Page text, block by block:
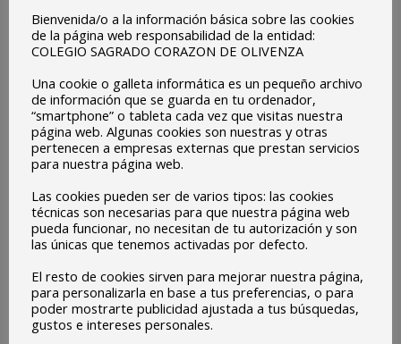
aprendizaje y cariño.
Daniel Dario
Sara Díaz
El colegio de mi madre, mi cole y ahora el cole de
Bienvenida/o a la información básica sobre las cookies
de la página web responsabilidad de la entidad:
COLEGIO SAGRADO CORAZON DE OLIVENZA
Una cookie o galleta informática es un pequeño archivo
de información que se guarda en tu ordenador,
“smartphone” o tableta cada vez que visitas nuestra
página web. Algunas cookies son nuestras y otras
pertenecen a empresas externas que prestan servicios
para nuestra página web.
Las cookies pueden ser de varios tipos: las cookies
técnicas son necesarias para que nuestra página web
pueda funcionar, no necesitan de tu autorización y son
las únicas que tenemos activadas por defecto.
El resto de cookies sirven para mejorar nuestra página,
para personalizarla en base a tus preferencias, o para
poder mostrarte publicidad ajustada a tus búsquedas,
gustos e intereses personales.